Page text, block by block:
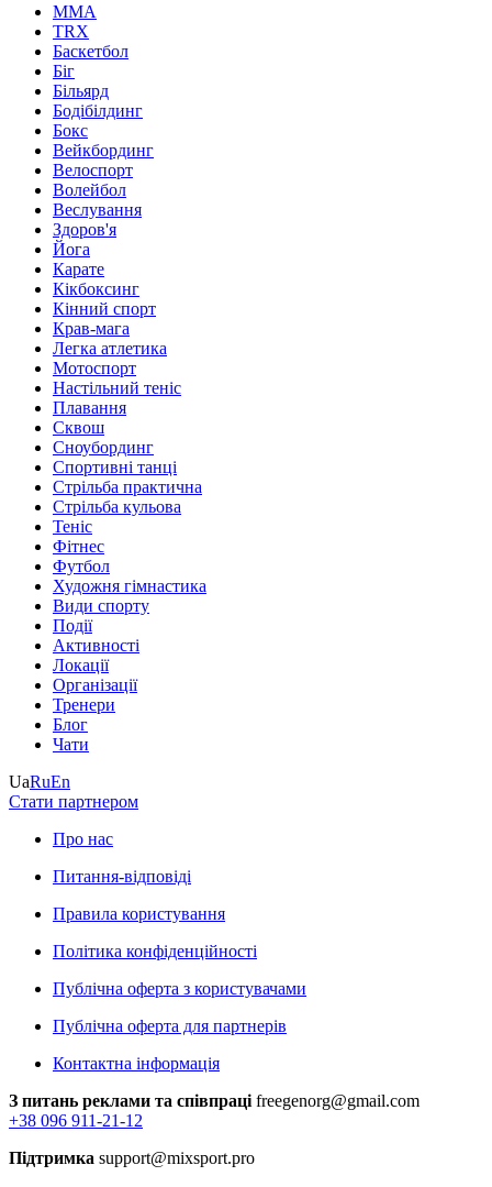
MMA
TRX
Баскетбол
Біг
Більярд
Бодібілдинг
Бокс
Вейкбординг
Велоспорт
Волейбол
Веслування
Здоров'я
Йога
Карате
Кікбоксинг
Кінний спорт
Крав-мага
Легка атлетика
Мотоспорт
Настільний теніс
Плавання
Сквош
Сноубординг
Спортивні танці
Стрільба практична
Стрільба кульова
Теніс
Фітнес
Футбол
Художня гімнастика
Види спорту
Події
Активності
Локації
Організації
Тренери
Блог
Чати
UaRuEn
Стати партнером
Про нас
Питання-відповіді
Правила користування
Політика конфіденційності
Публічна оферта з користувачами
Публічна оферта для партнерів
Контактна інформація
З питань реклами та співпраці freegenorg@gmail.com
+38 096 911-21-12
Підтримка support@mixsport.pro